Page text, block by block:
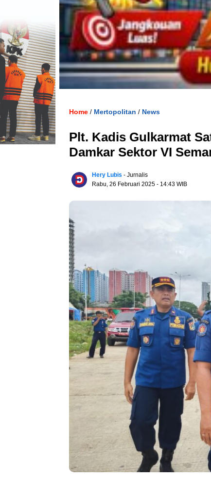
Home / Mertopolitan / News
Plt. Kadis Gulkarmat
Damkar Sektor VI
Hery Lubis - Jurnalis
Rabu, 26 Februari 2025 - 14:43 WIB